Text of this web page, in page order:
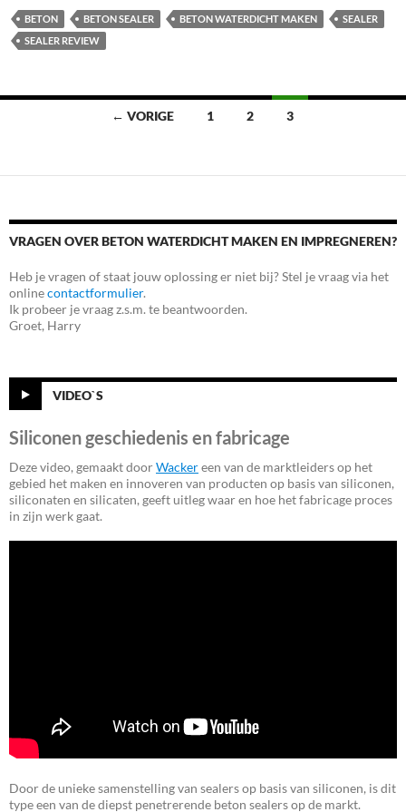
BETON BETON SEALER BETON WATERDICHT MAKEN
SEALER
SEALER REVIEW
← VORIGE 1 2 3
VRAGEN OVER BETON WATERDICHT MAKEN EN IMPREGNEREN?
Heb je vragen of staat jouw oplossing er niet bij? Stel je vraag via het
onlinecontactformulier.
Ik probeer je vraag z.s.m. te beantwoorden.
Groet, Harry
VIDEO`S
Siliconen geschiedenis en fabricage
Deze video, gemaakt doorWackereen van de marktleiders op het
gebied het maken en innoveren van producten op basis van siliconen,
siliconaten en silicaten, geeft uitleg waar en hoe het fabricage proces
in zijn werk gaat.
Door de unieke samenstelling van sealers op basis van siliconen, is dit
type een van de diepst penetrerende beton sealers op de markt.